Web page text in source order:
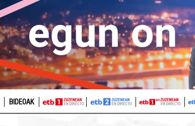
BIDEOAK